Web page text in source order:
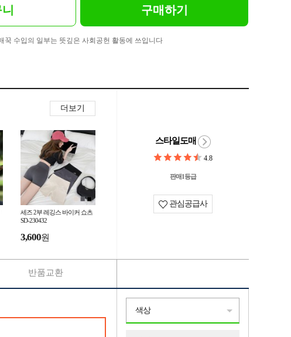
구매하기
꾹 수입의 일부는 뜻깊은 사회공헌 활동에 쓰입니다
더보기
세즈 2부 레깅스 바이커 쇼츠
SD-230432
3,600원
스타일도매
4.8
판매1등급
관심공급사
반품교환
색상